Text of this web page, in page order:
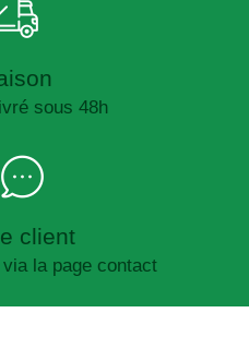
sous 48h
client
la page contact